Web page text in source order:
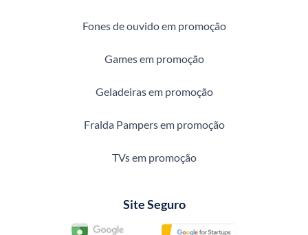
Fones de ouvido em promoção
Games em promoção
Geladeiras em promoção
Fralda Pampers em promoção
TVs em promoção
Site Seguro